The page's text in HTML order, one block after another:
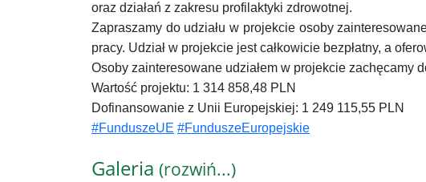
oraz działań z zakresu profilaktyki zdrowotnej.
Zapraszamy do udziału w projekcie osoby
pracy. Udział w projekcie jest całkowicie bezpłatny, a
Osoby zainteresowane udziałem w projekcie zachęcamy
Wartość projektu: 1 314 858,48 PLN
Dofinansowanie z Unii Europejskiej: 1 249 115,55 PLN
#FunduszeUE #FunduszeEuropejskie
Galeria (rozwiń...)